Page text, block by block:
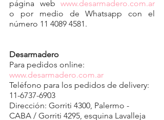
página web www.desarmadero.com.ar
o por medio de Whatsapp con el
número 11 4089 4581.
Desarmadero
Para pedidos online:
www.desarmadero.com.ar
Teléfono para los pedidos de delivery:
11-6737-6903
Dirección: Gorriti 4300, Palermo -
CABA / Gorriti 4295, esquina Lavalleja